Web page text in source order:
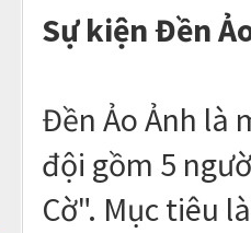
Sự kiện Đền
Đền Ảo Ảnh là
đội gồm 5
Cờ". Mục tiêu